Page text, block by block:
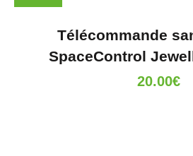
Télécommande
SpaceControl
20.00€